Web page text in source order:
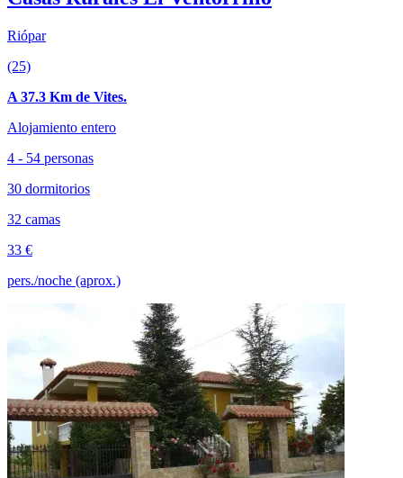
Riópar
(25)
A 37.3 Km de Vites.
Alojamiento entero
4 - 54 personas
30 dormitorios
32 camas
33 €
pers./noche (aprox.)